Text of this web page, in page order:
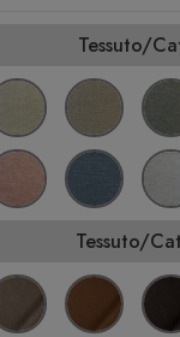
Tessuto/
Tessuto/